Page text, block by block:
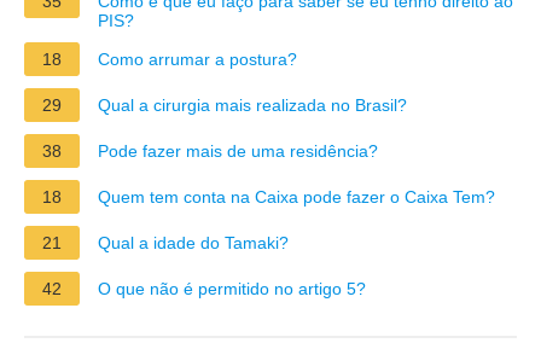
PIS?
18
Como arrumar a postura?
29 Qual a cirurgia mais realizada no Brasil?
38 Pode fazer mais de uma residência?
18 Quem tem conta na Caixa pode fazer o Caixa Tem?
21 Qual a idade do Tamaki?
42 O que não é permitido no artigo 5?